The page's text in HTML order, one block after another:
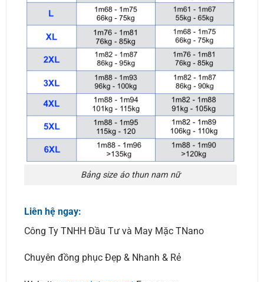
Bảng size áo thun nam nữ
Liên hệ ngay:
Công Ty TNHH Đầu Tư và May Mặc TNano
Chuyên đồng phục Đẹp & Nhanh & Rẻ